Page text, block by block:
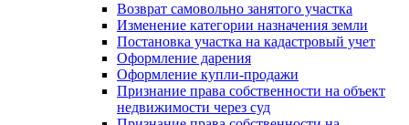
Возврат самовольно занятого участка
Изменение категории назначения земли
Постановка участка на кадастровый учет
Оформление дарения
Оформление купли-продажи
Признание права собственности на объект
недвижимости через суд